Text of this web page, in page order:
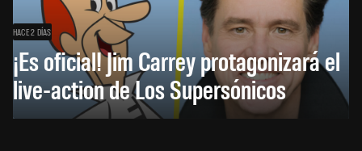
HACE 2 DÍAS
¡Es oficial! Jim Carrey protagonizará el
live-action de Los Supersónicos